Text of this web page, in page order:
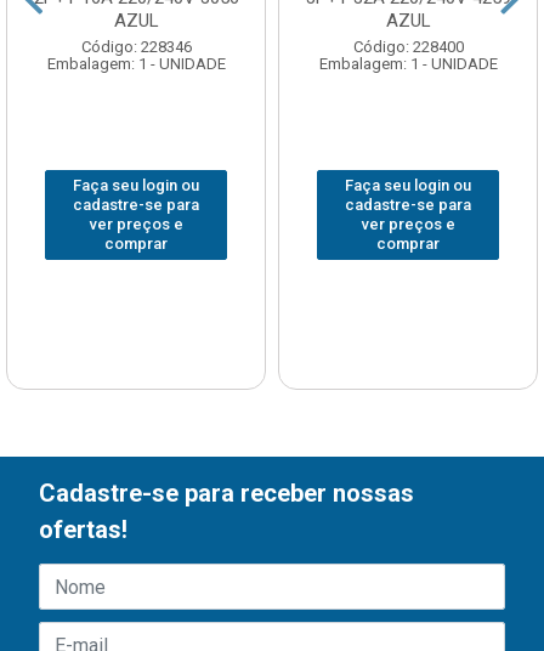
AZUL
Código: 228346
Embalagem: 1 - UNIDADE
Faça seu login ou
cadastre-se para
ver preços e
comprar
AZUL
Código: 228400
Embalagem: 1 - UNIDADE
Faça seu login ou
cadastre-se para
ver preços e
comprar
Cadastre-se para receber nossas
ofertas!